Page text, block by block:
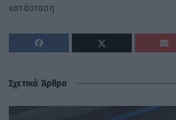
κατάσταση
Σχετικά Άρθρα